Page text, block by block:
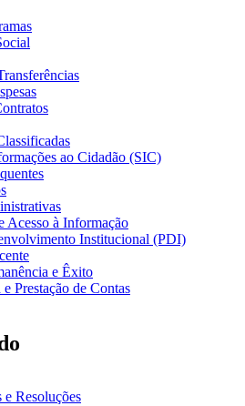
ao Cidadão (SIC)
Acesso à Informação
Institucional (PDI)
e Êxito
Prestação de Contas
e Resoluções